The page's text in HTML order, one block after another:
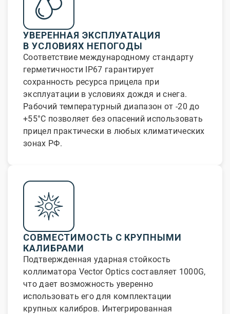
УВЕРЕННАЯ ЭКСПЛУАТАЦИЯ
В УСЛОВИЯХ НЕПОГОДЫ
Соответствие международному стандарту
герметичности IP67 гарантирует
сохранность ресурса прицела при
эксплуатации в условиях дождя и снега.
Рабочий температурный диапазон от -20 до
+55°С позволяет без опасений использовать
прицел практически в любых климатических
зонах РФ.
СОВМЕСТИМОСТЬ С КРУПНЫМИ
КАЛИБРАМИ
Подтвержденная ударная стойкость
коллиматора Vector Optics составляет 1000G,
что дает возможность уверенно
использовать его для комплектации
крупных калибров. Интегрированная